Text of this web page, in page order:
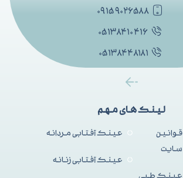
لینک های مهم
قوانین
سایت
عینک طبی
عینک آفتابی مردانه
عینک آفتابی زنانه
۰۹۱۵۹۰۲۶۵۸۸
۰۵۱۳۸۴۱۰۴۱۶
۰۵۱۳۸۴۴۸۱۸۱